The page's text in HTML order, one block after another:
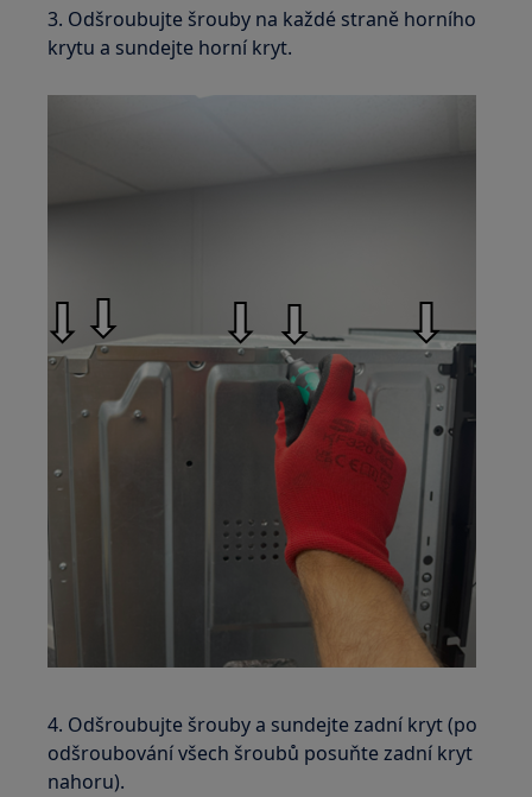
3. Odšroubujte šrouby na každé straně horního
krytu a sundejte horní kryt.
4. Odšroubujte šrouby a sundejte zadní kryt (po
odšroubování všech šroubů posuňte zadní kryt
nahoru).